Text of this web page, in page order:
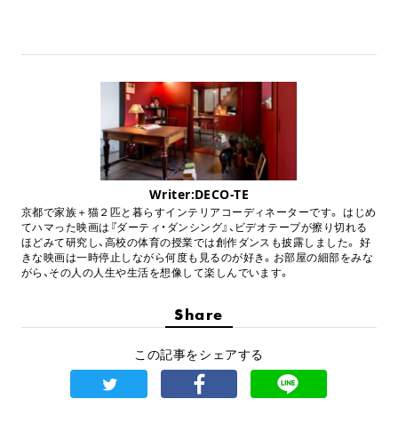
Writer:DECO-TE
京都で家族＋猫２匹と暮らすインテリアコーディネーターです。 はじめ
てハマった映画は『ダーティ・ダンシング』、ビデオテープが擦り切れる
ほどみて研究し、高校の体育の授業では創作ダンスも披露しました。 好
きな映画は一時停止しながら何度も見るのが好き。お部屋の細部をみな
がら、その人の人生や生活を想像して楽しんでいます。
Share
この記事をシェアする